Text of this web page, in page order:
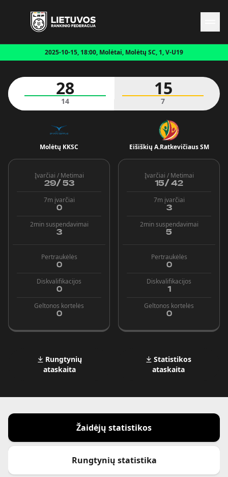
Naujienos
Federacija
Čempionatai
Kontaktai
Antidopingas
2025-10-15, 18:00, Molėtai, Molėtų SC, 1, V-U19
Molėtų KKSC
28 15
14 7
Eišiškių A.Ratkevičiaus SM
Įvarčiai / Metimai
29/ 53
7m įvarčiai
0
2min suspendavimai
3
Pertraukėlės
0
Diskvalifikacijos
0
Geltonos kortelės
0
Įvarčiai / Metimai
15/ 42
7m įvarčiai
3
2min suspendavimai
5
Pertraukėlės
0
Diskvalifikacijos
1
Geltonos kortelės
0
Rungtynių
ataskaita
Statistikos
ataskaita
Žaidėjų statistikos
Rungtynių statistika